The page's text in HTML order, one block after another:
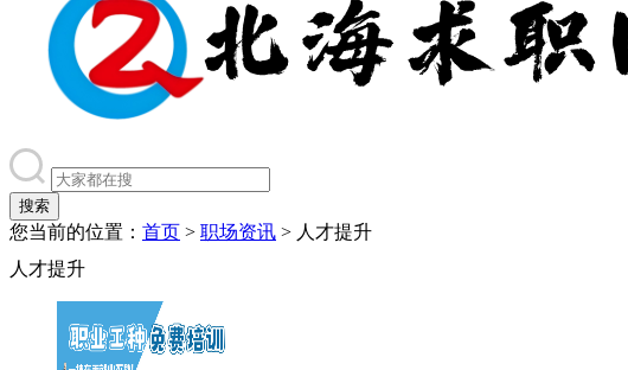
您当前的位置： 首页 > 职场资讯 > 人才提升
人才提升